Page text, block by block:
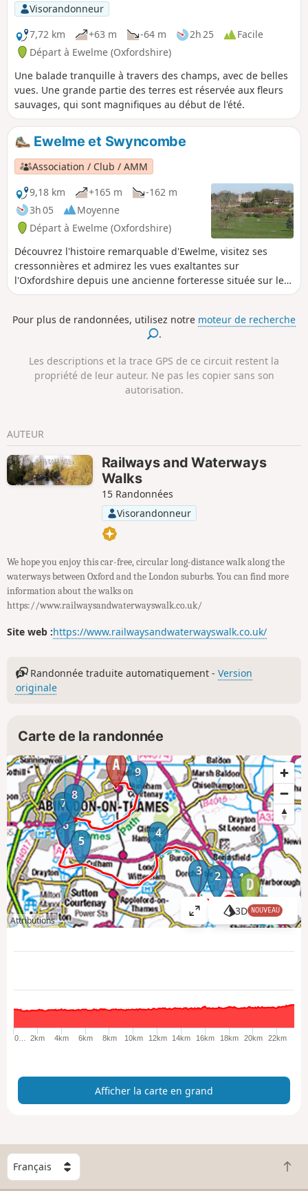
Visorandonneur
7,72 km
+63 m -64 m 2h 25
Facile
Départ à Ewelme (Oxfordshire)
Une balade tranquille à travers des champs, avec de belles
vues. Une grande partie des terres est réservée aux fleurs
sauvages, qui sont magnifiques au début de l'été.
Ewelme et Swyncombe
Association / Club / AMM
9,18 km
+165 m
-162 m
3h 05
Moyenne
Départ à Ewelme (Oxfordshire)
Découvrez l'histoire remarquable d'Ewelme, visitez ses
cressonnières et admirez les vues exaltantes sur
l'Oxfordshire depuis une ancienne forteresse située sur les
collines de Swyncombe Downs. À la bonne époque de
neige et d'aconites à l'église St Botolph's de Swyncombe.
Pour plus de randonnées, utilisez notre moteur de recherche
.
Les descriptions et la trace GPS de ce circuit restent la
propriété de leur auteur. Ne pas les copier sans son
autorisation.
AUTEUR
Railways and Waterways
Walks
15 Randonnées
Visorandonneur
We hope you enjoy this car-free, circular long-distance walk along the
waterways between Oxford and the London suburbs. You can find more
information about the walks on
https://www.railwaysandwaterwayswalk.co.uk/
Site web :https://www.railwaysandwaterwayswalk.co.uk/
Randonnée traduite automatiquement -Version
originale
Carte de la randonnée
1
2
3
4
5
6
7
8
9
Attributions
A
ff
e
r
a
r
t
e
g
3D NOUVEAU
0… 2km 4km 6km 8km 10km 12km 14km 16km 18km 20km 22km
Afficher la carte en grand
C
h
R
e